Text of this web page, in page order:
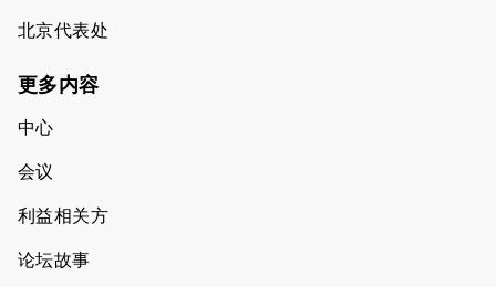
北京代表处
更多内容
中心
会议
利益相关方
论坛故事